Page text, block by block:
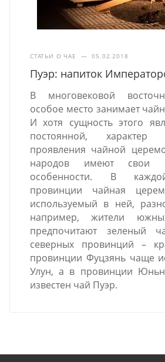
СТАТЬИ О ЧАЕ — 05.02.2018
Пуэр: напиток
В многовековой
особое место занимает
И хотя сущность этого
постоянной,
проявления чайной
народов имеют свои
особенности. В
провинции чайная
используемый в ней,
например, жители
предпочитают зеленый
северных провинций –
провинции Фуцзянь чаще
Улун, а в провинции
известен чай Пуэр.